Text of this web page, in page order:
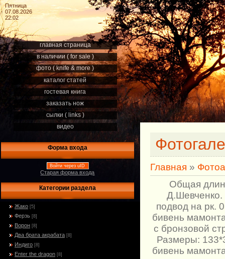
Пятница
07.08.2026
22:02
главная страница
в наличии ( for sale )
фото ( knife & more )
каталог статей
гостевая книга
заказать нож
сылки ( links )
видео
Форма входа
Войти через uID
Старая форма входа
Категории раздела
Жако [5]
Ферзь [8]
Ворон [8]
Два брата акрабата [8]
Индиго [8]
Enter the dragon [8]
Главная »
Общая
Д.Шевченко.
подвод на рк.
бивень
с бронзовой
Размеры:
бивень